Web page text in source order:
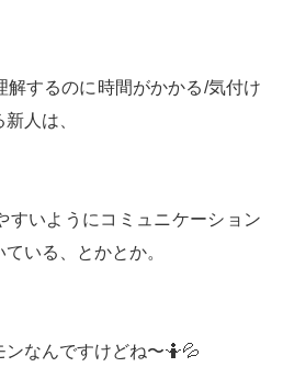
解するのに時間がかかる/気付け
人は、
すいようにコミュニケーション
いる、とかとか。
ンなんですけどね〜🤷💦